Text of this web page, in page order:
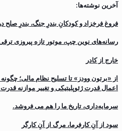
آخرین نوشته‌ها:
فروغ فرخزاد و کودکانِ بندرِ جنگ، بندرِ صلح در
رسانه‌های نوین چپ، موتور تازه پیروزی
خارج از کادر
از «برتون وودز» تا تسلیح نظام مالی؛
اعمال قدرت ژئوپلیتیکی و تغییر موازنه
سرمایه‌داری، تاریخ ما را هم می فروشد.
سود از آنِ کارفرما، مرگ از آنِ کارگر